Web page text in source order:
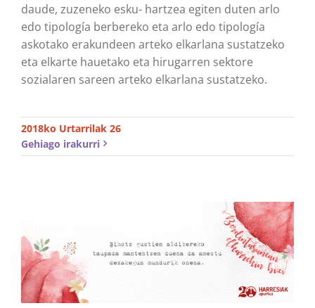
daude, zuzeneko esku- hartzea egiten duten arlo
edo tipología berbereko eta arlo edo tipología
askotako erakundeen arteko elkarlana sustatzeko
eta elkarte hauetako eta hirugarren sektore
sozialaren sareen arteko elkarlana sustatzeko.
2018ko Urtarrilak 26
Gehiago irakurri